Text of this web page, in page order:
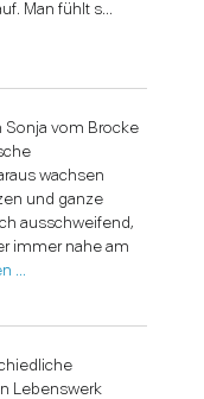
Man fühlt s...
Sonja vom Brocke
wachsen
und ganze
ausschweifend,
immer nahe am
…
Lebenswerk